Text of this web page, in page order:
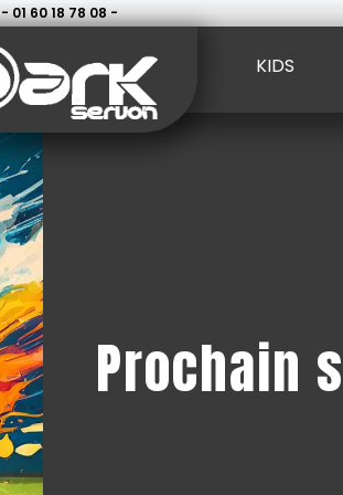
- 01 60 18 78 08 -
KIDS
Prochain